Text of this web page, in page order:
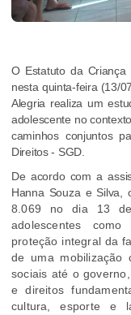
O Estatuto da
nesta quinta-feira (13/
Alegria realiza um
adolescente no
caminhos conjuntos
Direitos - SGD.
De acordo com a
Hanna Souza e Silva,
8.069 no dia 13
adolescentes
proteção integral da
de uma mobilização
sociais até o
e direitos
cultura, esporte e